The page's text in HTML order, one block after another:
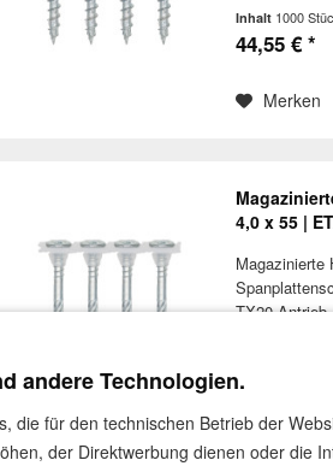
Inhalt 1000
44,55 € *
Merken
4,0 x 55 |
Magazinierte
TX20
Stahl,...
53,69 € *
Merken
andere Technologien.
die für den technischen Betrieb der
der Direktwerbung dienen oder die